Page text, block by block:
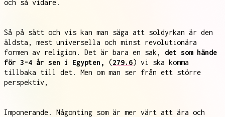
och så vidare.
Så på sätt och vis kan man säga att soldyrkan är den
äldsta, mest universella och minst revolutionära
formen av religion. Det är bara en sak, det som hände
för 3-4 år sen i Egypten,
(279.6) vi ska komma
tillbaka till det. Men om man ser från ett större
perspektiv,
Imponerande. Någonting som är mer värt att ära och